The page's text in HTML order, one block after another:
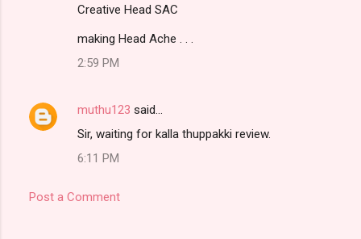
Creative Head SAC
making Head Ache . . .
2:59 PM
muthu123 said…
Sir, waiting for kalla thuppakki review.
6:11 PM
Post a Comment